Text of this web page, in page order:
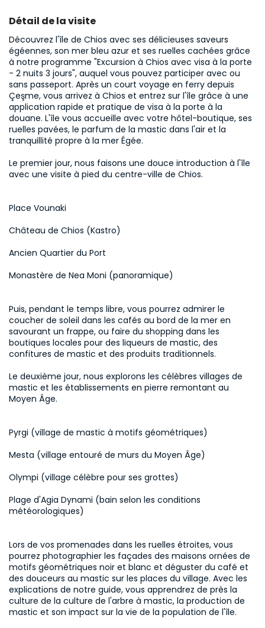
Détail de la visite
Découvrez l'île de Chios avec ses délicieuses saveurs
égéennes, son mer bleu azur et ses ruelles cachées grâce
à notre programme "Excursion à Chios avec visa à la porte
- 2 nuits 3 jours", auquel vous pouvez participer avec ou
sans passeport. Après un court voyage en ferry depuis
Çeşme, vous arrivez à Chios et entrez sur l'île grâce à une
application rapide et pratique de visa à la porte à la
douane. L'île vous accueille avec votre hôtel-boutique, ses
ruelles pavées, le parfum de la mastic dans l'air et la
tranquillité propre à la mer Égée.
Le premier jour, nous faisons une douce introduction à l'île
avec une visite à pied du centre-ville de Chios.
Place Vounaki
Château de Chios (Kastro)
Ancien Quartier du Port
Monastère de Nea Moni (panoramique)
Puis, pendant le temps libre, vous pourrez admirer le
coucher de soleil dans les cafés au bord de la mer en
savourant un frappe, ou faire du shopping dans les
boutiques locales pour des liqueurs de mastic, des
confitures de mastic et des produits traditionnels.
Le deuxième jour, nous explorons les célèbres villages de
mastic et les établissements en pierre remontant au
Moyen Âge.
Pyrgi (village de mastic à motifs géométriques)
Mesta (village entouré de murs du Moyen Âge)
Olympi (village célèbre pour ses grottes)
Plage d'Agia Dynami (bain selon les conditions
météorologiques)
Lors de vos promenades dans les ruelles étroites, vous
pourrez photographier les façades des maisons ornées de
motifs géométriques noir et blanc et déguster du café et
des douceurs au mastic sur les places du village. Avec les
explications de notre guide, vous apprendrez de près la
culture de la culture de l'arbre à mastic, la production de
mastic et son impact sur la vie de la population de l'île.